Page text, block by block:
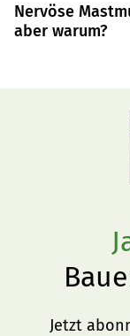
Nervöse
aber warum?
Jetzt